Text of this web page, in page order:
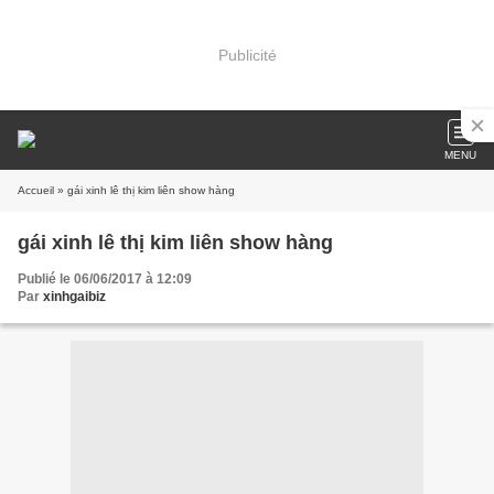
Publicité
MENU
Accueil » gái xinh lê thị kim liên show hàng
gái xinh lê thị kim liên show hàng
Publié le 06/06/2017 à 12:09
Par xinhgaibiz